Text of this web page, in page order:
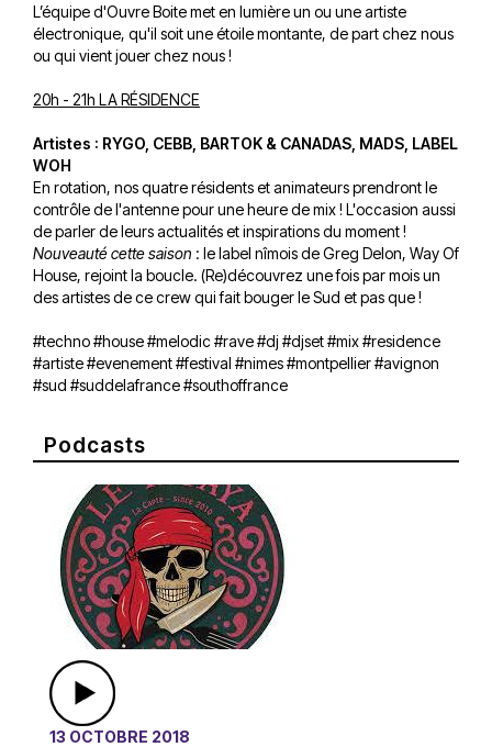
L’équipe d'Ouvre Boite met en lumière un ou une artiste
électronique, qu'il soit une étoile montante, de part chez nous
ou qui vient jouer chez nous !
20h - 21h LA RÉSIDENCE
Artistes : RYGO, CEBB, BARTOK & CANADAS, MADS, LABEL
WOH
En rotation, nos quatre résidents et animateurs prendront le
contrôle de l'antenne pour une heure de mix ! L'occasion aussi
de parler de leurs actualités et inspirations du moment !
Nouveauté cette saison : le label nîmois de Greg Delon, Way Of
House, rejoint la boucle. (Re)découvrez une fois par mois un
des artistes de ce crew qui fait bouger le Sud et pas que !
#techno #house #melodic #rave #dj #djset #mix #residence
#artiste #evenement #festival #nimes #montpellier #avignon
#sud #suddelafrance #southoffrance
Podcasts
13 OCTOBRE 2018